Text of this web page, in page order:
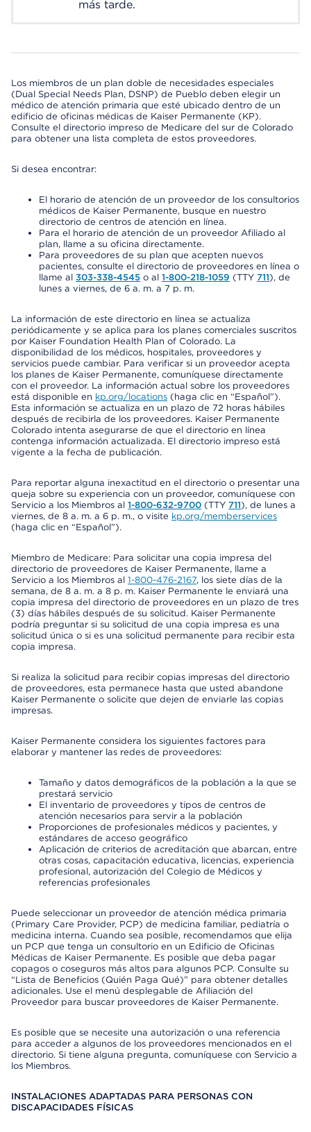
más tarde.
Los miembros de un plan doble de necesidades especiales
(Dual Special Needs Plan, DSNP) de Pueblo deben elegir un
médico de atención primaria que esté ubicado dentro de un
edificio de oficinas médicas de Kaiser Permanente (KP).
Consulte el directorio impreso de Medicare del sur de Colorado
para obtener una lista completa de estos proveedores.
Si desea encontrar:
El horario de atención de un proveedor de los consultorios
médicos de Kaiser Permanente, busque en nuestro
directorio de centros de atención en línea.
Para el horario de atención de un proveedor Afiliado al
plan, llame a su oficina directamente.
Para proveedores de su plan que acepten nuevos
pacientes, consulte el directorio de proveedores en línea o
llame al 303-338-4545 o al 1-800-218-1059 (TTY 711), de
lunes a viernes, de 6 a. m. a 7 p. m.
La información de este directorio en línea se actualiza
periódicamente y se aplica para los planes comerciales suscritos
por Kaiser Foundation Health Plan of Colorado. La
disponibilidad de los médicos, hospitales, proveedores y
servicios puede cambiar. Para verificar si un proveedor acepta
los planes de Kaiser Permanente, comuníquese directamente
con el proveedor. La información actual sobre los proveedores
está disponible en kp.org/locations (haga clic en “Español”).
Esta información se actualiza en un plazo de 72 horas hábiles
después de recibirla de los proveedores. Kaiser Permanente
Colorado intenta asegurarse de que el directorio en línea
contenga información actualizada. El directorio impreso está
vigente a la fecha de publicación.
Para reportar alguna inexactitud en el directorio o presentar una
queja sobre su experiencia con un proveedor, comuníquese con
Servicio a los Miembros al 1-800-632-9700 (TTY 711), de lunes a
viernes, de 8 a. m. a 6 p. m., o visite kp.org/memberservices
(haga clic en “Español”).
Miembro de Medicare: Para solicitar una copia impresa del
directorio de proveedores de Kaiser Permanente, llame a
Servicio a los Miembros al 1-800-476-2167, los siete días de la
semana, de 8 a. m. a 8 p. m. Kaiser Permanente le enviará una
copia impresa del directorio de proveedores en un plazo de tres
(3) días hábiles después de su solicitud. Kaiser Permanente
podría preguntar si su solicitud de una copia impresa es una
solicitud única o si es una solicitud permanente para recibir esta
copia impresa.
Si realiza la solicitud para recibir copias impresas del directorio
de proveedores, esta permanece hasta que usted abandone
Kaiser Permanente o solicite que dejen de enviarle las copias
impresas.
Kaiser Permanente considera los siguientes factores para
elaborar y mantener las redes de proveedores:
Tamaño y datos demográficos de la población a la que se
prestará servicio
El inventario de proveedores y tipos de centros de
atención necesarios para servir a la población
Proporciones de profesionales médicos y pacientes, y
estándares de acceso geográfico
Aplicación de criterios de acreditación que abarcan, entre
otras cosas, capacitación educativa, licencias, experiencia
profesional, autorización del Colegio de Médicos y
referencias profesionales
Puede seleccionar un proveedor de atención médica primaria
(Primary Care Provider, PCP) de medicina familiar, pediatría o
medicina interna. Cuando sea posible, recomendamos que elija
un PCP que tenga un consultorio en un Edificio de Oficinas
Médicas de Kaiser Permanente. Es posible que deba pagar
copagos o coseguros más altos para algunos PCP. Consulte su
“Lista de Beneficios (Quién Paga Qué)” para obtener detalles
adicionales. Use el menú desplegable de Afiliación del
Proveedor para buscar proveedores de Kaiser Permanente.
Es posible que se necesite una autorización o una referencia
para acceder a algunos de los proveedores mencionados en el
directorio. Si tiene alguna pregunta, comuníquese con Servicio a
los Miembros.
INSTALACIONES ADAPTADAS PARA PERSONAS CON
DISCAPACIDADES FÍSICAS